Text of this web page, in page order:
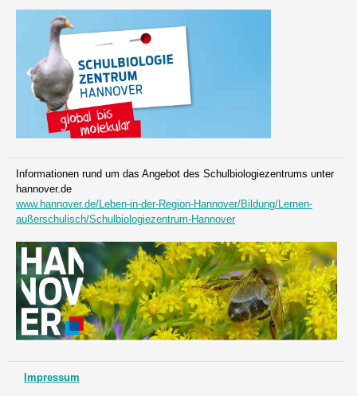
Informationen rund um das Angebot des Schulbiologiezentrums unter
hannover.de
www.hannover.de/Leben-in-der-Region-Hannover/Bildung/Lernen-
außerschulisch/Schulbiologiezentrum-Hannover
Impressum